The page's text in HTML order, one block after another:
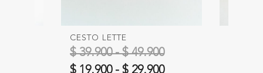
CESTO LETTE
$ 39.900 - $ 49.900